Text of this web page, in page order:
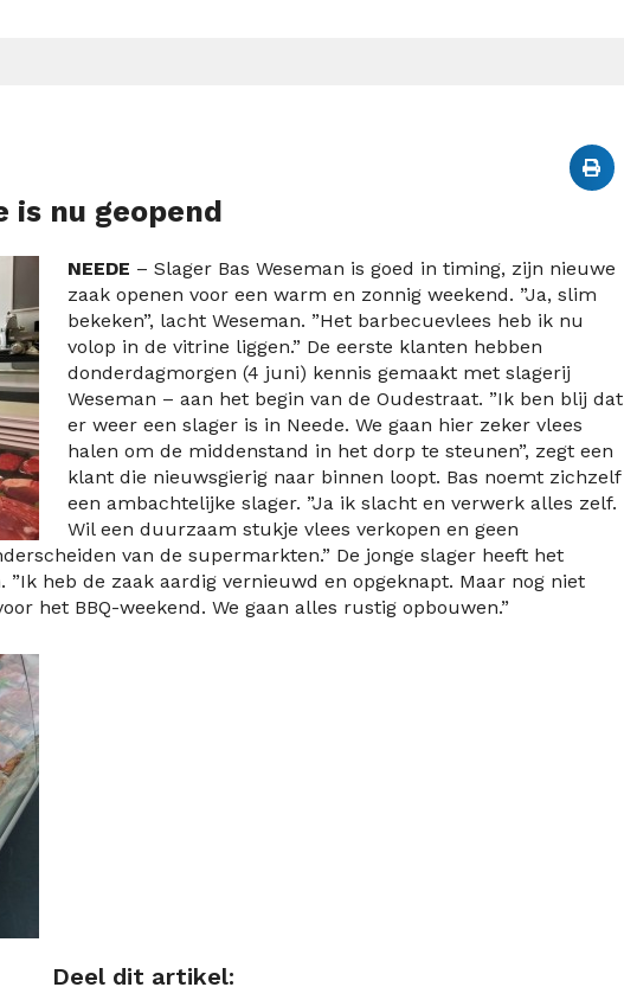
is nu geopend
NEEDE – Slager Bas Weseman is goed in timing, zijn nieuwe
zaak openen voor een warm en zonnig weekend. ”Ja, slim
bekeken”, lacht Weseman. ”Het barbecuevlees heb ik nu
volop in de vitrine liggen.” De eerste klanten hebben
donderdagmorgen (4 juni) kennis gemaakt met slagerij
Weseman – aan het begin van de Oudestraat. ”Ik ben blij dat
er weer een slager is in Neede. We gaan hier zeker vlees
halen om de middenstand in het dorp te steunen”, zegt een
klant die nieuwsgierig naar binnen loopt. Bas noemt zichzelf
een ambachtelijke slager. ”Ja ik slacht en verwerk alles zelf.
Wil een duurzaam stukje vlees verkopen en geen
van de supermarkten.” De jonge slager heeft het
”Ik heb de zaak aardig vernieuwd en opgeknapt. Maar nog niet
het BBQ-weekend. We gaan alles rustig opbouwen.”
Deel dit artikel: